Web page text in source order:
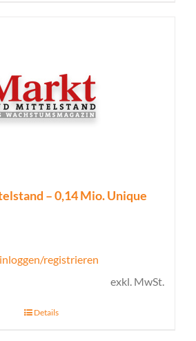
– 0,14 Mio. Unique
registrieren
exkl. MwSt.
Details